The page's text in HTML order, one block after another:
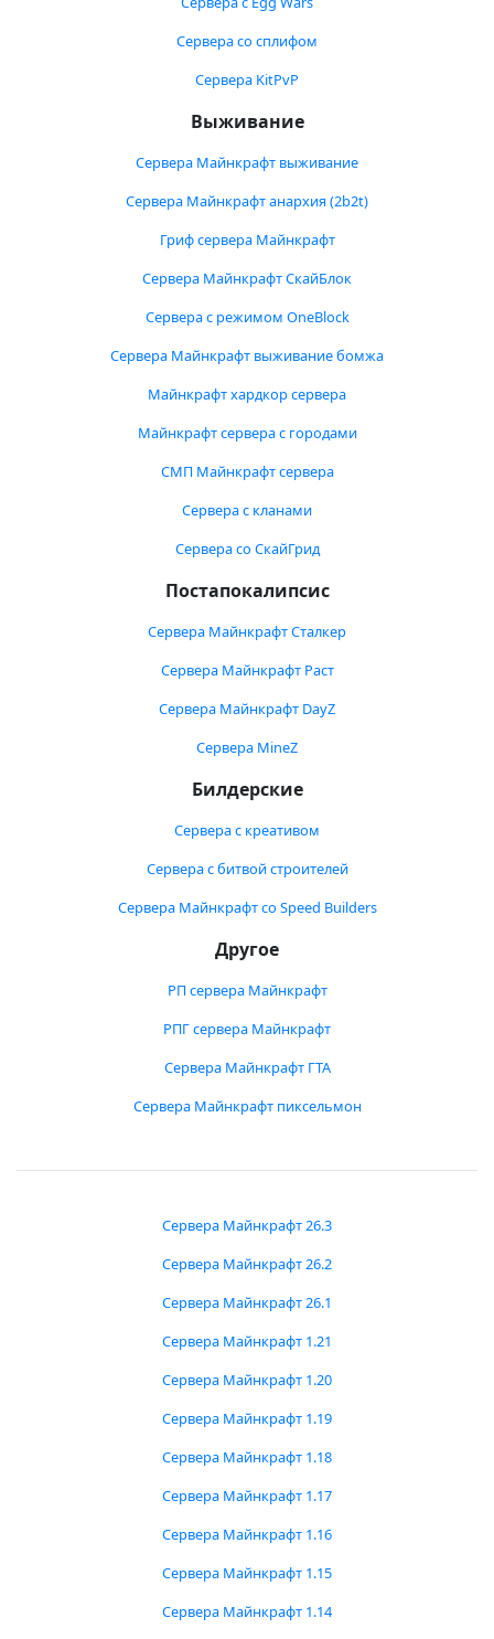
Сервера со сплифом
Сервера KitPvP
Выживание
Сервера Майнкрафт выживание
Сервера Майнкрафт анархия (2b2t)
Гриф сервера Майнкрафт
Сервера Майнкрафт СкайБлок
Сервера с режимом OneBlock
Сервера Майнкрафт выживание бомжа
Майнкрафт хардкор сервера
Майнкрафт сервера с городами
СМП Майнкрафт сервера
Сервера с кланами
Сервера со СкайГрид
Постапокалипсис
Сервера Майнкрафт Сталкер
Сервера Майнкрафт Раст
Сервера Майнкрафт DayZ
Сервера MineZ
Билдерские
Сервера с креативом
Сервера с битвой строителей
Сервера Майнкрафт со Speed Builders
Другое
РП сервера Майнкрафт
РПГ сервера Майнкрафт
Сервера Майнкрафт ГТА
Сервера Майнкрафт пиксельмон
Сервера Майнкрафт 26.3
Сервера Майнкрафт 26.2
Сервера Майнкрафт 26.1
Сервера Майнкрафт 1.21
Сервера Майнкрафт 1.20
Сервера Майнкрафт 1.19
Сервера Майнкрафт 1.18
Сервера Майнкрафт 1.17
Сервера Майнкрафт 1.16
Сервера Майнкрафт 1.15
Сервера Майнкрафт 1.14